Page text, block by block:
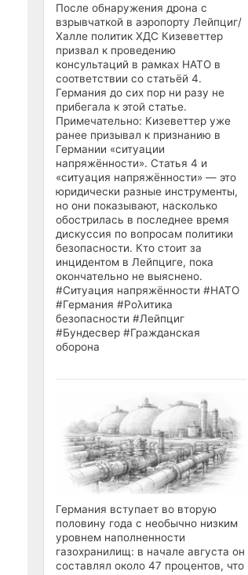
После обнаружения дрона с
взрывчаткой в аэропорту Лейпциг/
Халле политик ХДС Кизеветтер
призвал к проведению
консультаций в рамках НАТО в
соответствии со статьёй 4.
Германия до сих пор ни разу не
прибегала к этой статье.
Примечательно: Кизеветтер уже
ранее призывал к признанию в
Германии «ситуации
напряжённости». Статья 4 и
«ситуация напряжённости» — это
юридически разные инструменты,
но они показывают, насколько
обострилась в последнее время
дискуссия по вопросам политики
безопасности. Кто стоит за
инцидентом в Лейпциге, пока
окончательно не выяснено.
#Ситуация напряжённости #НАТО
#Германия #Pολитика
безопасности #Лейпциг
#Бундесвер #Гражданская
оборона
Германия вступает во вторую
половину года с необычно низким
уровнем наполненности
газохранилищ: в начале августа он
составлял около 47 процентов, что